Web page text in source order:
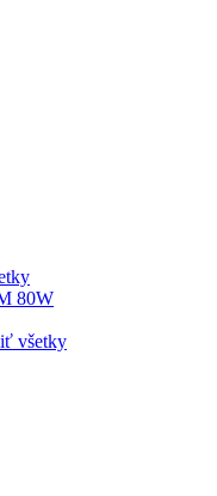
všetky